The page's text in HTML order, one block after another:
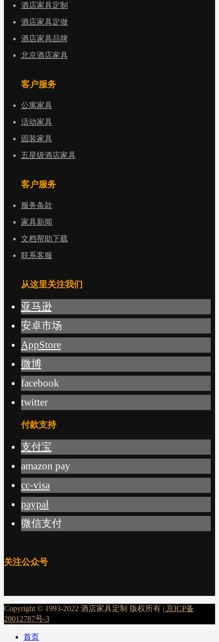
酒店家具定制
酒店家具定做
酒店家具品牌
北京酒店家具
客户服务
公寓家具
活动家具
固装家具
五星级酒店家具
客户服务
服务条款
家具新闻
文档帮助下载
联系客服
从这里关注我们
亚马逊
安卓市场
AppStore
微博
facebook
twitter
付款支持
支付宝
amazon pay
cc-visa
paypal
微信支付
关注公众号
Copyright © 1993-2022 酒店家具定制 版权所有 | 京ICP备
20012787号-3
首页